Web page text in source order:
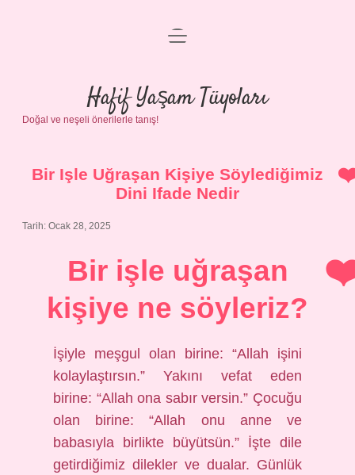
Anasayfa
Gizlilik Politikası
Yasal Uyarı
menüyü
Hafif Yaşam Tüyoları
Doğal ve neşeli önerilerle tanış!
Bir Işle Uğraşan Kişiye Söylediğimiz
Dini Ifade Nedir
Tarih: Ocak 28, 2025
Bir işle uğraşan
kişiye ne söyleriz?
İşiyle meşgul olan birine: “Allah işini
kolaylaştırsın.” Yakını vefat eden
birine: “Allah ona sabır versin.” Çocuğu
olan birine: “Allah onu anne ve
babasıyla birlikte büyütsün.” İşte dile
getirdiğimiz dilekler ve dualar. Günlük